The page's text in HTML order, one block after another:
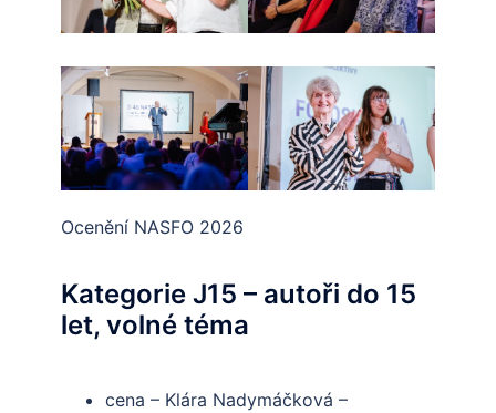
Ocenění NASFO 2026
Kategorie J15 – autoři do 15
let, volné téma
cena – Klára Nadymáčková –